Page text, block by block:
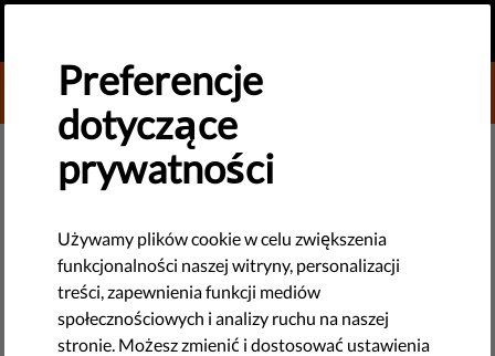
DONATE TO LIBERTIES
DEMOKRACJA I SPRAWIEDLIWOŚĆ
Rządy nadal osłabiają
demokrację: raport 45
organizacji nt. praworządności
w UE
Preferencje
dotyczące
prywatności
Używamy plików cookie w celu zwiększenia
funkcjonalności naszej witryny, personalizacji
treści, zapewnienia funkcji mediów
społecznościowych i analizy ruchu na naszej
stronie. Możesz zmienić i dostosować ustawienia